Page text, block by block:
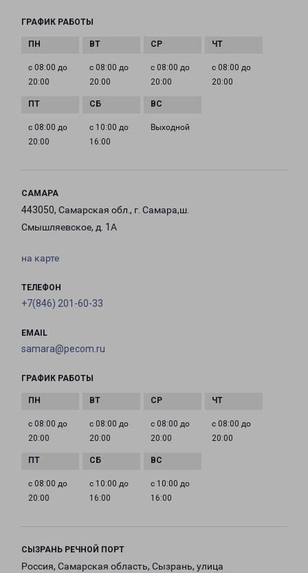
ГРАФИК РАБОТЫ
с 08:00 до
20:00
с 08:00 до
20:00
с 08:00 до
20:00
с 08:00 до
20:00
с 08:00 до
20:00
с 10:00 до
16:00
Выходной
САМАРА
443050, Самарская обл., г. Самара,ш.
Смышляевское, д. 1А
на карте
ТЕЛЕФОН
+7(846) 201-60-33
EMAIL
samara@pecom.ru
ГРАФИК РАБОТЫ
с 08:00 до
20:00
с 08:00 до
20:00
с 08:00 до
20:00
с 08:00 до
20:00
с 08:00 до
20:00
с 10:00 до
16:00
с 10:00 до
16:00
СЫЗРАНЬ РЕЧНОЙ ПОРТ
Россия, Самарская область, Сызрань, улица